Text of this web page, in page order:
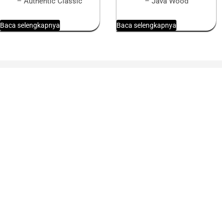
Baca selengkapnya Baca selengkapnya